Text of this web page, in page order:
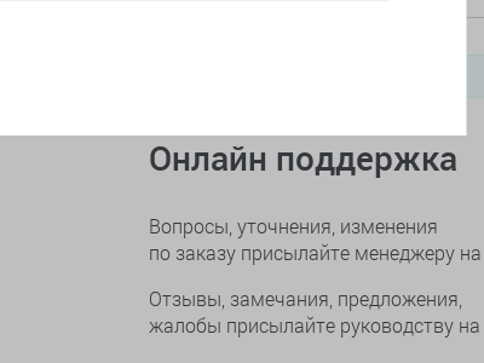
Онлайн поддержка
Вопросы, уточнения, изменения
по заказу присылайте менеджеру на
Отзывы, замечания, предложения,
жалобы присылайте руководству на